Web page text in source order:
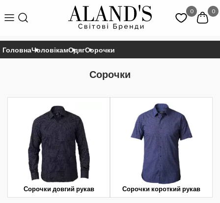
0 0
ГоловнаЧоловікамОдягСорочки
Сорочки
Сорочки довгий рукав Сорочки короткий рукав